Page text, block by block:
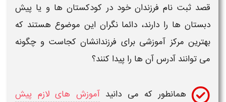
ثبت نام فرزندان خود درکودکستان هاو یاپیش
هارا دارند، دائما نگران این موضوع هستند که
مرکز آموزشی برای فرزندانشان کجاست و چگونه
توانندآدرسآن ها را پیدا کنند؟
همانطور که می دانیدآموزش های لازم پیش